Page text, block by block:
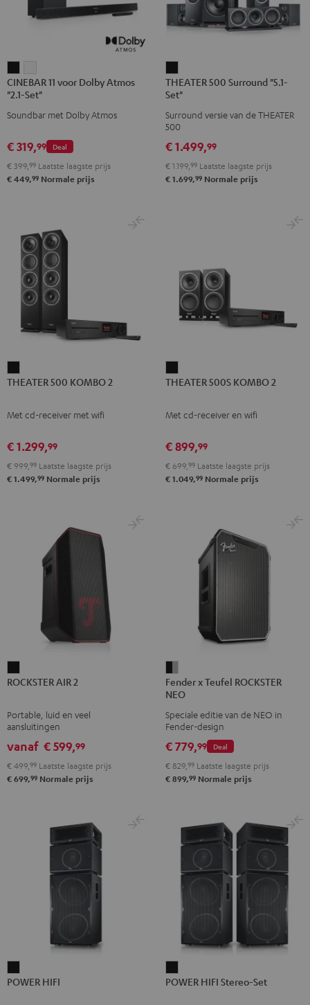
11
voor
Dolby
"2.1-
Set"
Zwart
11
voor
Dolby
"2.1-
Set"
Wit
CINEBAR 11 voor Dolby Atmos
"2.1-Set"
Soundbar met Dolby Atmos
Deal
€ 319,99
€ 399, 99 Laatste laagste prijs
€ 449,99 Normale prijs
500
Surround
"5.1-
Zwart
THEATER 500 Surround "5.1-
Set"
Surround versie van de THEATER
500
€ 1.499,99
€ 1.199, 99 Laatste laagste prijs
€ 1.699,99 Normale prijs
500
2
THEATER 500 KOMBO 2
Met cd-receiver met wifi
€ 1.299,99
€ 999, 99 Laatste laagste prijs
€ 1.499,99 Normale prijs
500S
2
THEATER 500S KOMBO 2
Met cd-receiver en wifi
€ 899,99
€ 699, 99 Laatste laagste prijs
€ 1.049,99 Normale prijs
AIR
Zwart
ROCKSTER AIR 2
Portable, luid en veel
aansluitingen
vanaf € 599,99
€ 499, 99 Laatste laagste prijs
€ 699,99 Normale prijs
x
Teufel
ROCKSTER
Black
&
Steel
Fender x Teufel ROCKSTER
NEO
Speciale editie van de NEO in
Fender-design
Deal
€ 779,99
€ 829, 99 Laatste laagste prijs
€ 899,99 Normale prijs
HIFI
POWER HIFI
HIFI
POWER HIFI Stereo-Set